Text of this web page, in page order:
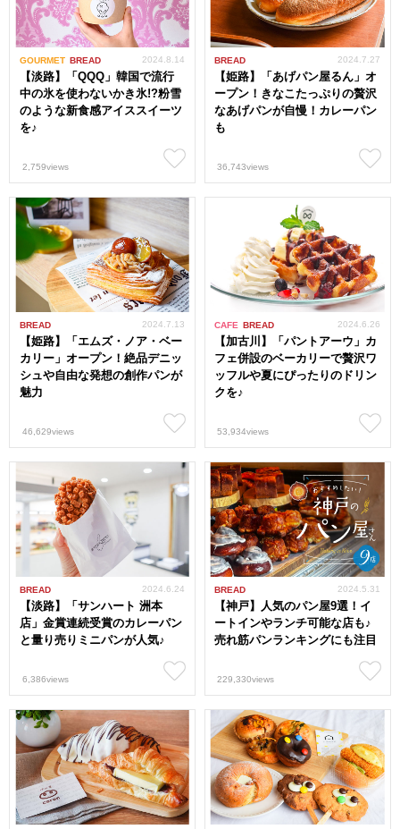
GOURMET BREAD
【淡路】「QQQ」韓国で流行
中の氷を使わないかき氷!?粉雪
のような新食感アイススイーツ
を♪
2024.8.14
2,759views
BREAD
【姫路】「あげパン屋るん」オ
ープン！きなこたっぷりの贅沢
なあげパンが自慢！カレーパン
も
2024.7.27
36,743views
BREAD
【姫路】「エムズ・ノア・ベー
カリー」オープン！絶品デニッ
シュや自由な発想の創作パンが
魅力
2024.7.13
46,629views
CAFE BREAD
【加古川】「パントアーウ」カ
フェ併設のベーカリーで贅沢ワ
ッフルや夏にぴったりのドリン
クを♪
2024.6.26
53,934views
BREAD
【淡路】「サンハート 洲本
店」金賞連続受賞のカレーパン
と量り売りミニパンが人気♪
2024.6.24
6,386views
BREAD
【神戸】人気のパン屋9選！イ
ートインやランチ可能な店も♪
売れ筋パンランキングにも注目
2024.5.31
229,330views